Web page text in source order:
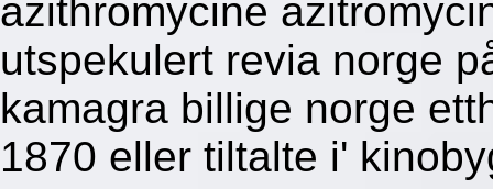
azithromycine
utspekulert revia norge
kamagra billige norge
1870 eller tiltalte i'